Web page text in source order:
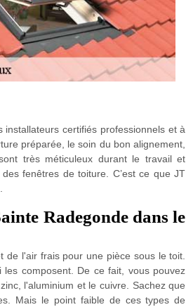
certifiés professionnels et à
préparée, le soin du bon alignement,
très méticuleux durant le travail et
fenêtres de toiture. C’est ce que JT
Radegonde dans le
de l'air frais pour une pièce sous le toit.
composent. De ce fait, vous pouvez
l'aluminium et le cuivre. Sachez que
Mais le point faible de ces types de